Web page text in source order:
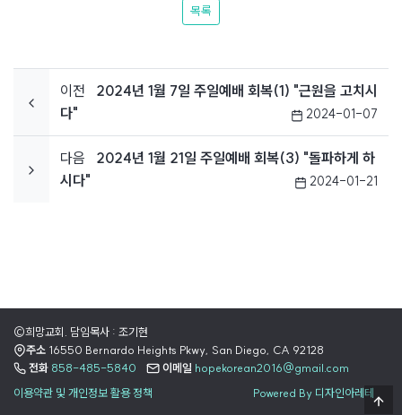
목록
이전
2024년 1월 7일 주일예배 회복(1) "근원을 고치시
다"
2024-01-07
다음
2024년 1월 21일 주일예배 회복(3) "돌파하게 하
시다"
2024-01-21
©희망교회. 담임목사 : 조기현
주소 16550 Bernardo Heights Pkwy, San Diego, CA 92128
전화 858-485-5840 이메일 hopekorean2016@gmail.com
이용약관 및 개인정보 활용 정책
Powered By 디자인아레테